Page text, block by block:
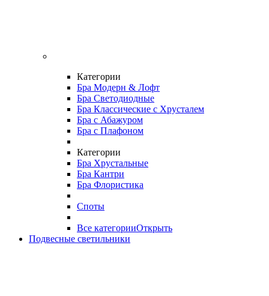
Категории
Бра Модерн & Лофт
Бра Светодиодные
Бра Классические с Хрусталем
Бра с Абажуром
Бра с Плафоном
Категории
Бра Хрустальные
Бра Кантри
Бра Флористика
Споты
Все категорииОткрыть
Подвесные светильники